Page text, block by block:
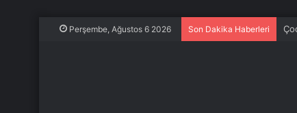
Perşembe, Ağustos 6 2026 Son Dakika Haberleri